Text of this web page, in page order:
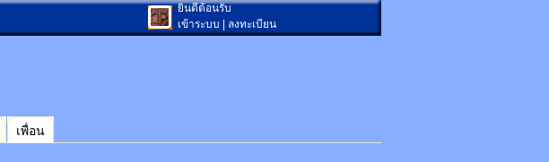
ยินดีต้อนรับ
เข้าระบบ
ลงทะเบียน
เพื่อน